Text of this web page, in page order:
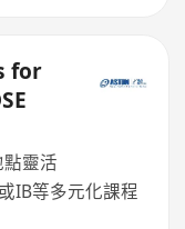
for
靈活
IB等多元化課程